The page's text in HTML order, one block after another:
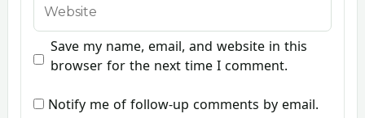
Save my name, email, and website in this
browser for the next time I comment.
Notify me of follow-up comments by email.